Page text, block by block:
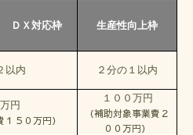
ＤＸ対応枠 生産性向上枠
以内 ２分の１以内
円
１５０万円）
１００万円
（補助対象事業費２
００万円）